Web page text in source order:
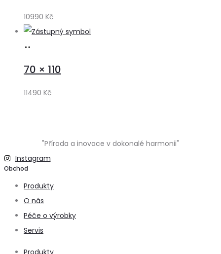
10990 Kč
košíku
70 × 110
11490 Kč
"Příroda a inovace v dokonalé harmonii"
Instagram
Obchod
Produkty
O nás
Péče o výrobky
Servis
Produkty